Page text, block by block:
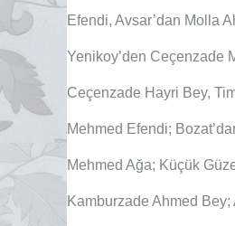
Efendi, Avsar’dan Molla
Yenikoy’den Ceçenzade
Ceçenzade Hayri Bey,
Mehmed Efendi;
Mehmed Ağa; Küçük
Kamburzade Ahmed Bey;